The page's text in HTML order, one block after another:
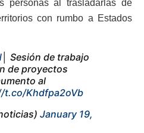
al trasladarlas de
con rumbo a Estados
│ Sesión de trabajo
de proyectos
al
t.co/Khdfpa2oVb
January 19,